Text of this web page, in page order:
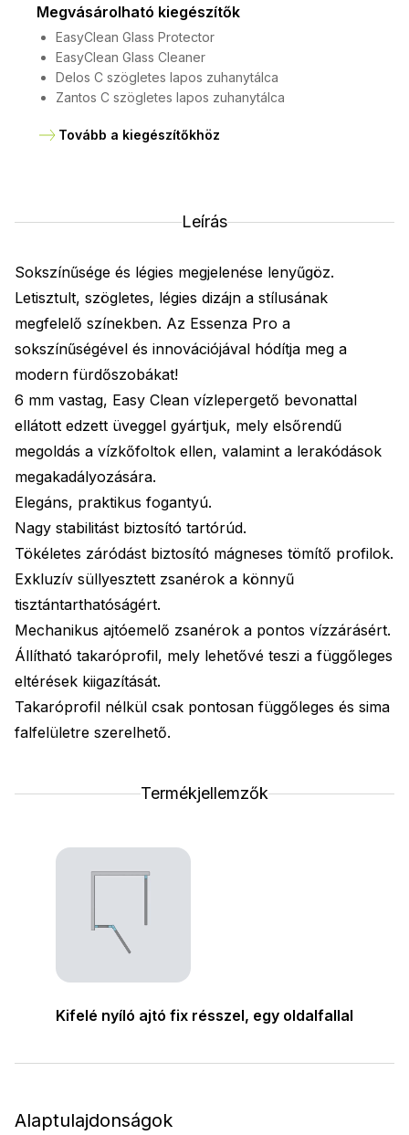
Megvásárolható kiegészítők
EasyClean Glass Protector
EasyClean Glass Cleaner
Delos C szögletes lapos zuhanytálca
Zantos C szögletes lapos zuhanytálca
Tovább a kiegészítőkhöz
Leírás
Sokszínűsége és légies megjelenése lenyűgöz.
Letisztult, szögletes, légies dizájn a stílusának
megfelelő színekben. Az Essenza Pro a
sokszínűségével és innovációjával hódítja meg a
modern fürdőszobákat!
6 mm vastag, Easy Clean vízlepergető bevonattal
ellátott edzett üveggel gyártjuk, mely elsőrendű
megoldás a vízkőfoltok ellen, valamint a lerakódások
megakadályozására.
Elegáns, praktikus fogantyú.
Nagy stabilitást biztosító tartórúd.
Tökéletes záródást biztosító mágneses tömítő profilok.
Exkluzív süllyesztett zsanérok a könnyű
tisztántarthatóságért.
Mechanikus ajtóemelő zsanérok a pontos vízzárásért.
Állítható takaróprofil, mely lehetővé teszi a függőleges
eltérések kiigazítását.
Takaróprofil nélkül csak pontosan függőleges és sima
falfelületre szerelhető.
Termékjellemzők
Kifelé nyíló ajtó fix résszel, egy oldalfallal
Alaptulajdonságok